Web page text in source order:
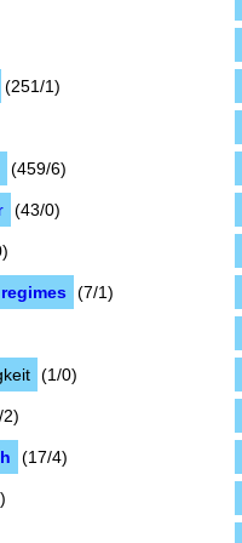
(251/1)
(459/6)
(43/0)
(7/1)
(1/0)
2)
(17/4)